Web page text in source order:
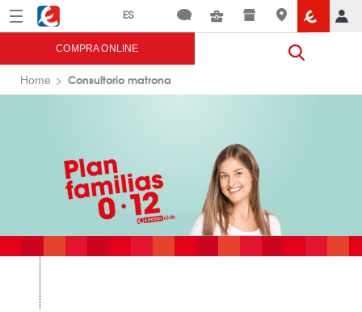
Menú Eroski
COMPRA ONLINE
Home Consultorio matrona